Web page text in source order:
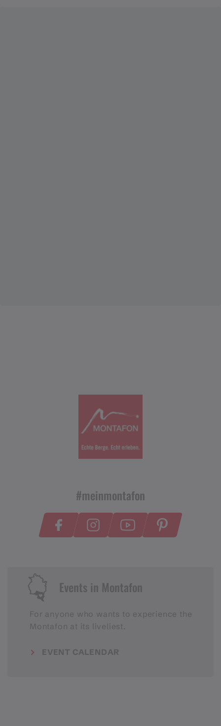
#meinmontafon
Events in Montafon
For anyone who wants to experience the
Montafon at its liveliest.
EVENT CALENDAR